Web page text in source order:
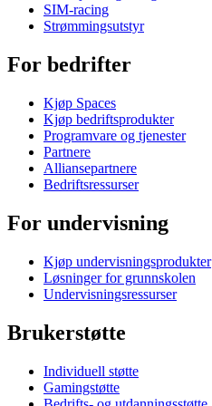
SIM-racing
Strømmingsutstyr
For bedrifter
Kjøp Spaces
Kjøp bedriftsprodukter
Programvare og tjenester
Partnere
Alliansepartnere
Bedriftsressurser
For undervisning
Kjøp undervisningsprodukter
Løsninger for grunnskolen
Undervisningsressurser
Brukerstøtte
Individuell støtte
Gamingstøtte